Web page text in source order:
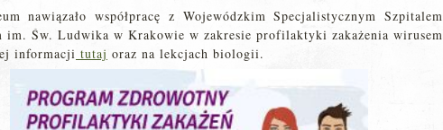
nawiązało współpracę z Wojewódzkim Specjalistycznym Szpitalem
im. Św. Ludwika w Krakowie w zakresie profilaktyki zakażenia wirusem
informacji tutaj oraz na lekcjach biologii.